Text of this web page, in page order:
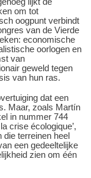
om tot
oogpunt verbindt
van de Vierde
economische
oorlogen en
van
geweld tegen
van hun ras.
dat een
Maar, zoals Martín
in nummer 744
crise écologique’,
die terreinen heel
een gedeeltelijke
zien om één